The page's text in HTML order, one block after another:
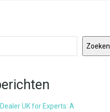
Zoeken
UK for Experts: A